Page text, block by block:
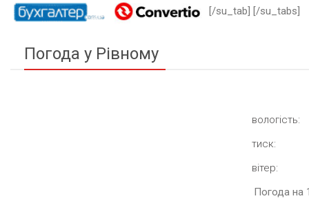
[/su_tab] [/su_tabs]
Погода у Рівному
вологість:
тиск:
вітер:
Погода на